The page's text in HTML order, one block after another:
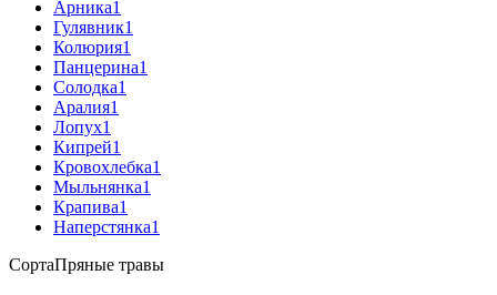
Арника1
Гулявник1
Колюрия1
Панцерина1
Солодка1
Аралия1
Лопух1
Кипрей1
Кровохлебка1
Мыльнянка1
Крапива1
Наперстянка1
СортаПряные травы